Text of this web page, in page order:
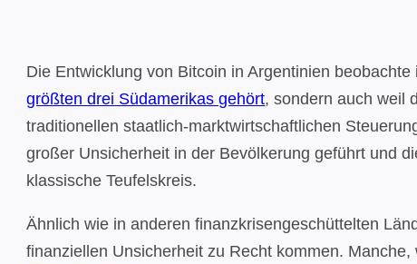
Die Entwicklung von Bitcoin in Argentinien
größten drei Südamerikas gehört, sondern auch weil
traditionellen staatlich-marktwirtschaftlichen
großer Unsicherheit in der Bevölkerung geführt und
klassische Teufelskreis.
Ähnlich wie in anderen finanzkrisengeschüttelten
finanziellen Unsicherheit zu Recht kommen.